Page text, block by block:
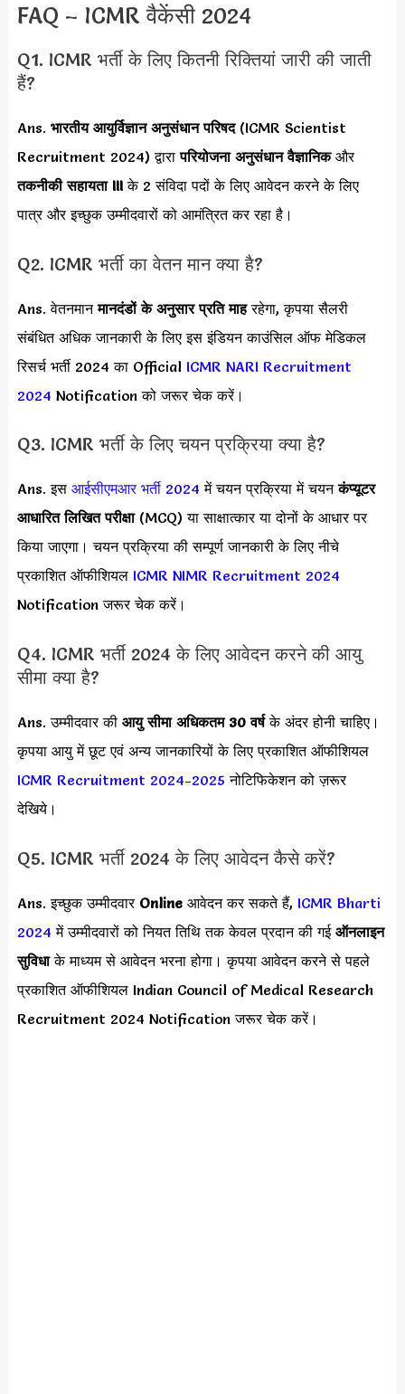
FAQ – ICMR वैकेंसी 2024
Q1. ICMR भर्ती के लिए कितनी रिक्तियां जारी की जाती
हैं?
Ans. भारतीय आयुर्विज्ञान अनुसंधान परिषद(ICMR Scientist
Recruitment 2024) द्वारापरियोजना अनुसंधान वैज्ञानिकऔर
तकनीकी सहायता IIIके 2 संविदा पदों के लिए आवेदन करने के लिए
पात्र और इच्छुक उम्मीदवारों को आमंत्रित कर रहा है।
Q2. ICMR भर्ती का वेतन मान क्या है?
Ans. वेतनमानमानदंडों के अनुसारप्रति माहरहेगा, कृपया सैलरी
संबंधित अधिक जानकारी के लिए इस इंडियन काउंसिल ऑफ मेडिकल
रिसर्च भर्ती 2024 का Official ICMR NARI Recruitment
2024 Notification को जरूर चेक करें।
Q3. ICMR भर्ती के लिए चयन प्रक्रिया क्या है?
Ans. इस आईसीएमआर भर्ती 2024 में चयन प्रक्रिया में चयनकंप्यूटर
आधारित लिखित परीक्षा(MCQ) या साक्षात्कार या दोनों के आधार पर
किया जाएगा। चयन प्रक्रिया की सम्पूर्ण जानकारी के लिए नीचे
प्रकाशित ऑफीशियल ICMR NIMR Recruitment 2024
Notification जरूर चेक करें।
Q4. ICMR भर्ती 2024 के लिए आवेदन करने की आयु
सीमा क्या है?
Ans. उम्मीदवार की आयु सीमा अधिकतम 30 वर्षके अंदर होनी चाहिए।
कृपया आयु में छूट एवं अन्य जानकारियों के लिए प्रकाशित ऑफीशियल
ICMR Recruitment 2024-2025 नोटिफिकेशन को ज़रूर
देखिये।
Q5. ICMR भर्ती 2024 के लिए आवेदन कैसे करें?
Ans. इच्छुक उम्मीदवार Online आवेदन कर सकते हैं, ICMR Bharti
2024 में उम्मीदवारों को नियत तिथि तक केवल प्रदान की गई ऑनलाइन
सुविधाके माध्यम से आवेदन भरना होगा। कृपया आवेदन करने से पहले
प्रकाशित ऑफीशियल Indian Council of Medical Research
Recruitment 2024 Notification जरूर चेक करें।